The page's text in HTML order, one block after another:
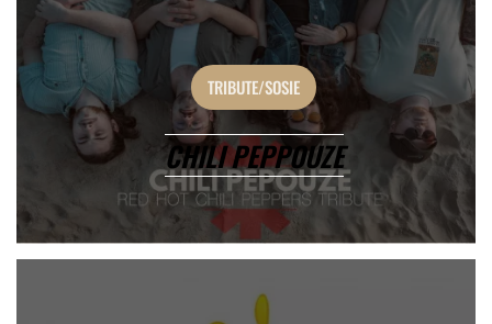
TRIBUTE/SOSIE
CHILI PEPPOUZE